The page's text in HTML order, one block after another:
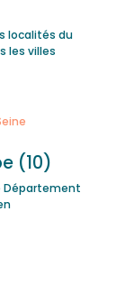
localités du
les villes
(10)
Département